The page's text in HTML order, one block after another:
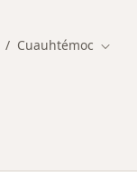
de ciudad
Cuauhtémoc